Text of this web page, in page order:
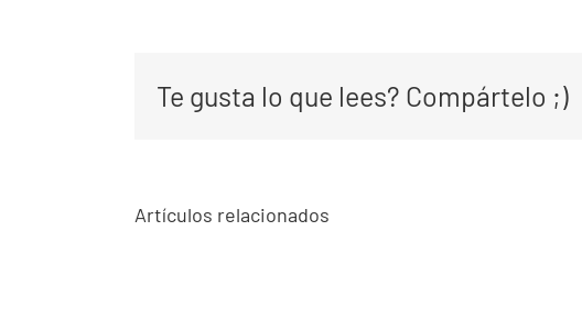
Te gusta lo que lees? Compártelo ;)
Artículos relacionados